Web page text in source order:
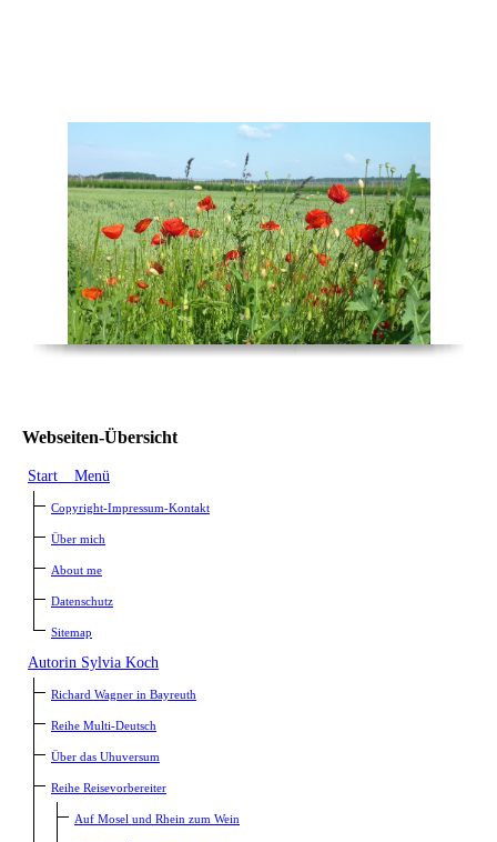
Start _ Menü
Webseiten-Übersicht
Start _ Menü
Copyright-Impressum-Kontakt
Über mich
About me
Datenschutz
Sitemap
Autorin Sylvia Koch
Richard Wagner in Bayreuth
Reihe Multi-Deutsch
Über das Uhuversum
Reihe Reisevorbereiter
Auf Mosel und Rhein zum Wein